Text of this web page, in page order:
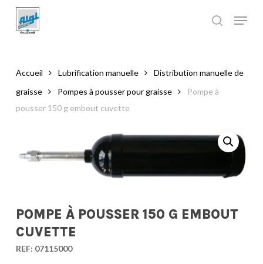
main
Accueil Lubrification manuelle
Distribution manuelle de
graisse
Pompes à pousser pour graisse
Pompe à
pousser 150 g embout cuvette
POMPE À POUSSER 150 G EMBOUT
CUVETTE
REF: 07115000